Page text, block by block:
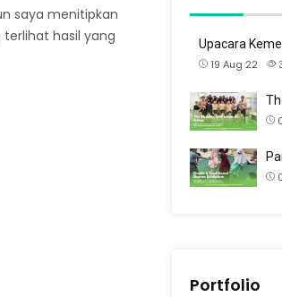
saya menitipkan
terlihat hasil yang
Upacara
19 Aug 22
Portfolio